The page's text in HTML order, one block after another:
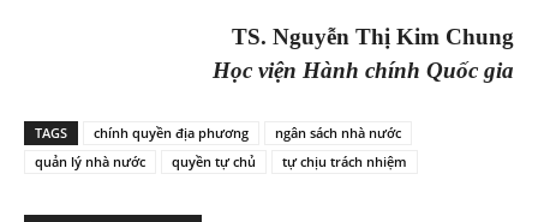
TS. Nguyễn Thị Kim Chung
Học viện Hành chính Quốc gia
TAGS chính quyền địa phương
ngân sách nhà nước
quản lý nhà nước
quyền tự chủ tự chịu trách nhiệm